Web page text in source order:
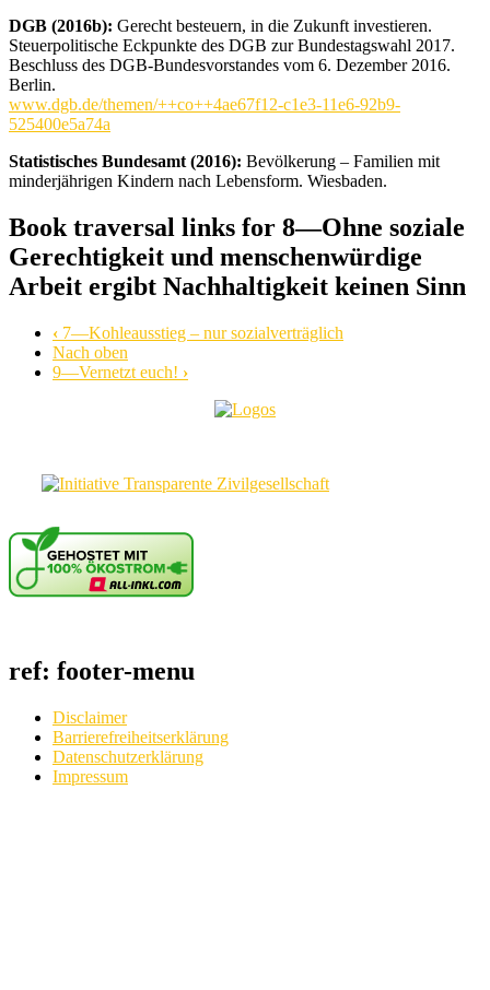
DGB (2016b): Gerecht besteuern, in die Zukunft investieren.
Steuerpolitische Eckpunkte des DGB zur Bundestagswahl 2017.
Beschluss des DGB-Bundesvorstandes vom 6. Dezember 2016.
Berlin.
www.dgb.de/themen/++co++4ae67f12-c1e3-11e6-92b9-
525400e5a74a
Statistisches Bundesamt (2016): Bevölkerung – Familien mit
minderjährigen Kindern nach Lebensform. Wiesbaden.
Book traversal links for 8—Ohne soziale
Gerechtigkeit und menschenwürdige
Arbeit ergibt Nachhaltigkeit keinen Sinn
‹ 7—Kohleausstieg – nur sozialverträglich
Nach oben
9—Vernetzt euch! ›
ref: footer-menu
Disclaimer
Barrierefreiheitserklärung
Datenschutzerklärung
Impressum